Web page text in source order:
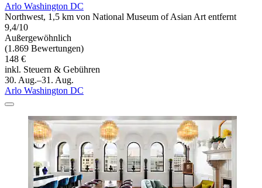
Arlo Washington DC
Northwest, 1,5 km von National Museum of Asian Art entfernt
9,4/10
Außergewöhnlich
(1.869 Bewertungen)
148 €
inkl. Steuern & Gebühren
30. Aug.–31. Aug.
Arlo Washington DC